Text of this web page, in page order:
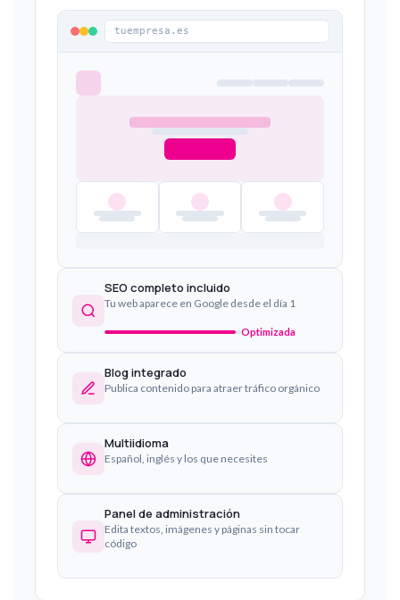
tuempresa.es
SEO completo incluido
Tu web aparece en Google desde el día 1
Optimizada
Blog integrado
Publica contenido para atraer tráfico orgánico
Multiidioma
Español, inglés y los que necesites
Panel de administración
Edita textos, imágenes y páginas sin tocar
código